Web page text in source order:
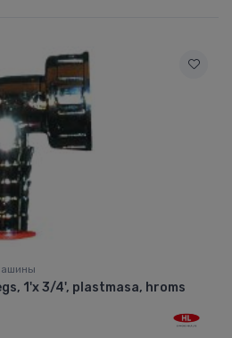
1'x 3/4', plastmasa, hroms